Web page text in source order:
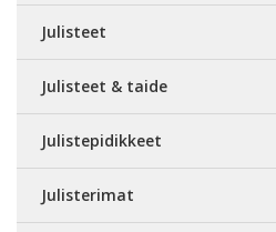
Julisteet
Julisteet & taide
Julistepidikkeet
Julisterimat